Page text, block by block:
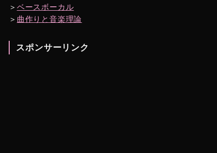
＞ ベースボーカル
＞ 曲作りと音楽理論
スポンサーリンク